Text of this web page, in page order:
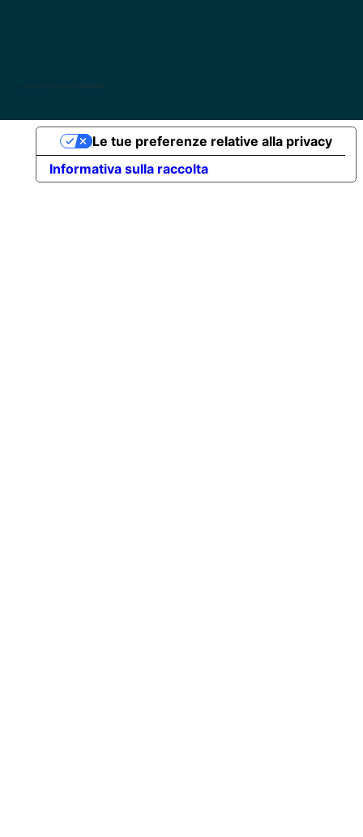
kristiandodaj
Informativa sulla raccolta
Le tue preferenze relative alla privacy